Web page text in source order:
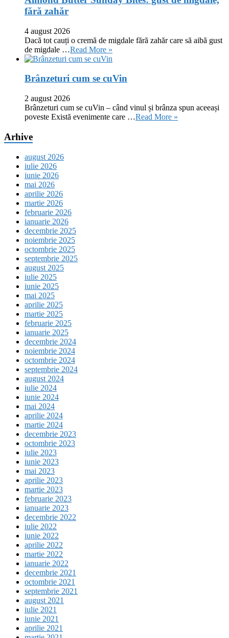
fără zahăr
4 august 2026
Dacă tot cauți o cremă de migdale fără zahăr care să aibă gust
de migdale …Read More »
Brânzeturi cum se cuVin
2 august 2026
Brânzeturi cum se cuVin – când vinul și brânza spun aceeași
poveste Există evenimente care …Read More »
Arhive
august 2026
iulie 2026
iunie 2026
mai 2026
aprilie 2026
martie 2026
februarie 2026
ianuarie 2026
decembrie 2025
noiembrie 2025
octombrie 2025
septembrie 2025
august 2025
iulie 2025
iunie 2025
mai 2025
aprilie 2025
martie 2025
februarie 2025
ianuarie 2025
decembrie 2024
noiembrie 2024
octombrie 2024
septembrie 2024
august 2024
iulie 2024
iunie 2024
mai 2024
aprilie 2024
martie 2024
decembrie 2023
octombrie 2023
iulie 2023
iunie 2023
mai 2023
aprilie 2023
martie 2023
februarie 2023
ianuarie 2023
decembrie 2022
iulie 2022
iunie 2022
aprilie 2022
martie 2022
ianuarie 2022
decembrie 2021
octombrie 2021
septembrie 2021
august 2021
iulie 2021
iunie 2021
aprilie 2021